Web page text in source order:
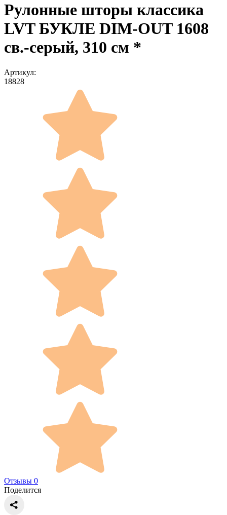
Рулонные шторы классика
LVT БУКЛЕ DIM-OUT 1608
св.-серый, 310 см *
Артикул:
18828
Отзывы 0
Поделится